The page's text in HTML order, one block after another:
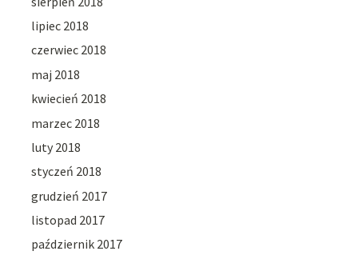
lipiec 2018
czerwiec 2018
maj 2018
kwiecień 2018
marzec 2018
luty 2018
styczeń 2018
grudzień 2017
listopad 2017
październik 2017